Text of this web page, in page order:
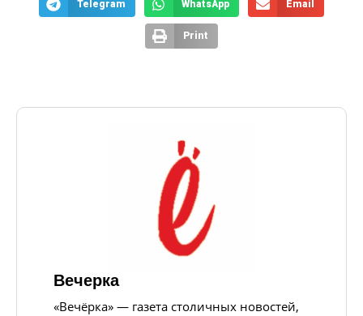
Telegram WhatsApp Email
Print
Вечерка
«Вечёрка» — газета столичных новостей,